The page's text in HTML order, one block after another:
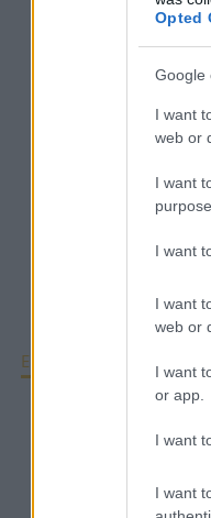
Opted
Google
I want
web or
I want
I want
I want
web or
I want
or app.
I want
I want
Személyes
továbbra is
mint a béke
változatlanul
európai
Mint mondta,
megfeledkezik
EURÓPAI UNIÓ